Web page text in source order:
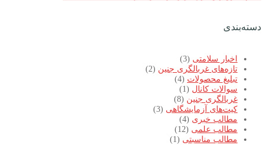
دسته‌بندی
اخبار سلامتی (3)
تازه‌های غربالگری جنین (2)
تبلیغ محصولات (4)
سوالات کانال (1)
غربالگری جنین (8)
کیت‌های آزمایشگاهی (3)
مطالب خبری (4)
مطالب علمی (12)
مطالب مناسبتی (1)